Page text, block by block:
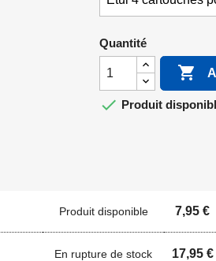
Quantité

 Produit
Produit disponible 7,95 €
En rupture de stock 17,95 €